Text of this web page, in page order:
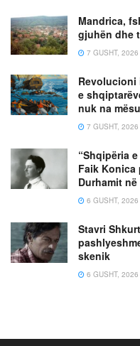
Mandrica,
gjuhën dhe
7 GUSHT, 2026
Revolucioni
e
nuk na
7 GUSHT, 2026
“Shqipëria
Faik Konica
Durhamit
6 GUSHT, 2026
Stavri
skenik
6 GUSHT, 2026